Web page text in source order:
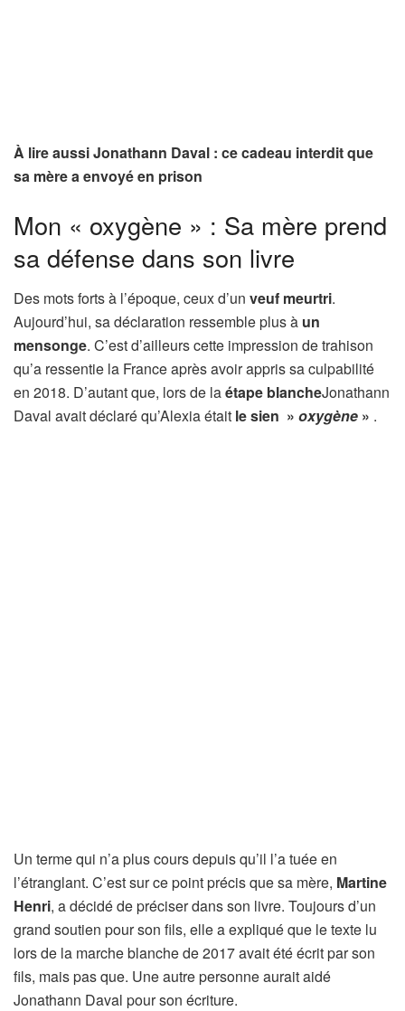
À lire aussi Jonathann Daval : ce cadeau interdit que
sa mère a envoyé en prison
Mon « oxygène » : Sa mère prend
sa défense dans son livre
Des mots forts à l’époque, ceux d’un veuf meurtri.
Aujourd’hui, sa déclaration ressemble plus à un
mensonge. C’est d’ailleurs cette impression de trahison
qu’a ressentie la France après avoir appris sa culpabilité
en 2018. D’autant que, lors de laétape blancheJonathann
Daval avait déclaré qu’Alexia était le sien » oxygène » .
Un terme qui n’a plus cours depuis qu’il l’a tuée en
l’étranglant. C’est sur ce point précis que sa mère, Martine
Henri, a décidé de préciser dans son livre. Toujours d’un
grand soutien pour son fils, elle a expliqué que le texte lu
lors de la marche blanche de 2017 avait été écrit par son
fils, mais pas que. Une autre personne aurait aidé
Jonathann Daval pour son écriture.